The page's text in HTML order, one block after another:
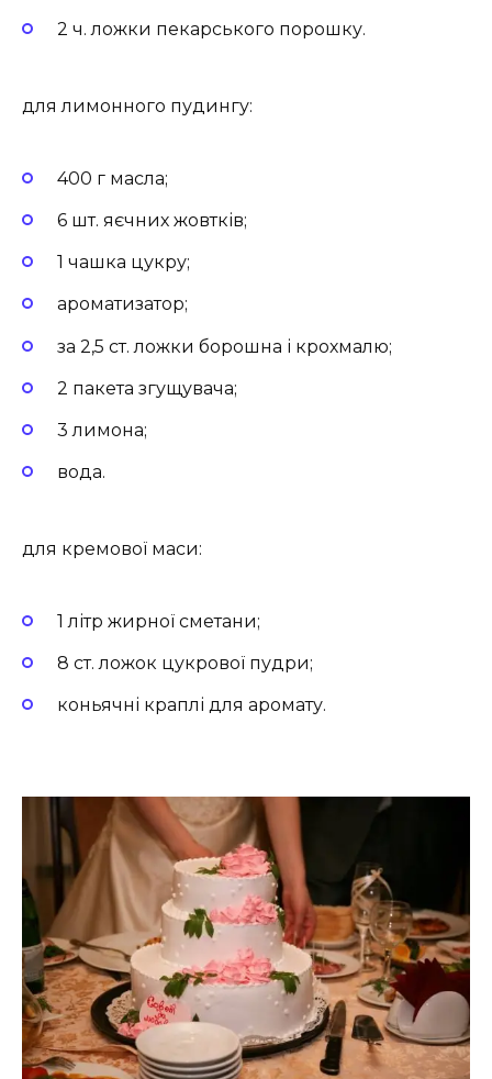
2 ч. ложки пекарського порошку.
для лимонного пудингу:
400 г масла;
6 шт. яєчних жовтків;
1 чашка цукру;
ароматизатор;
за 2,5 ст. ложки борошна і крохмалю;
2 пакета згущувача;
3 лимона;
вода.
для кремової маси:
1 літр жирної сметани;
8 ст. ложок цукрової пудри;
коньячні краплі для аромату.